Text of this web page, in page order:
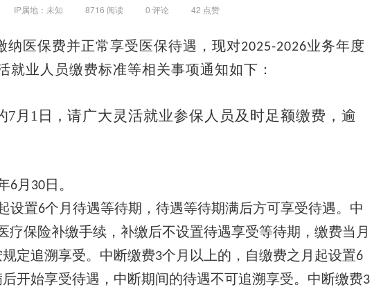
IP属地： 未知 8716 阅读 0 评论 42 点赞
医保费并正常享受医保待遇，现对2025-2026业务年度
就业人员缴费标准等相关事项通知如下：
7月1日， 请广大灵活就业参保人员及时足额缴费 ， 逾
6月 30 日。
设置6个月待遇等待期，待遇等待期满后方可享受待遇。中
疗保险补缴手续，补缴后不设置待遇享受等待期，缴费当月
定追溯享受。中断缴费3个月以上的，自缴费之月起设置6
开始享受待遇，中断期间的待遇不可追溯享受。中断缴费3